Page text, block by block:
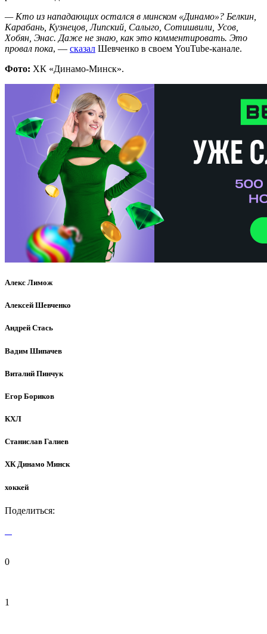
— Кто из нападающих остался в минском «Динамо»? Белкин,
Карабань, Кузнецов, Липский, Салыго, Сотишвили, Усов,
Хобян, Энас. Даже не знаю, как это комментировать. Это
провал пока, — сказал Шевченко в своем YouTube-канале.
Фото: ХК «Динамо-Минск».
Алекс Лимож
Алексей Шевченко
Андрей Стась
Вадим Шипачев
Виталий Пинчук
Егор Бориков
КХЛ
Станислав Галиев
ХК Динамо Минск
хоккей
Поделиться:
0
1